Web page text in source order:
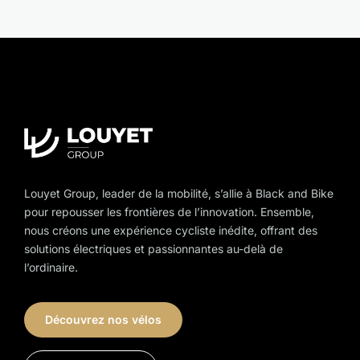
Louyet Group, leader de la mobilité, s’allie à Black and Bike
pour repousser les frontières de l’innovation. Ensemble,
nous créons une expérience cycliste inédite, offrant des
solutions électriques et passionnantes au-delà de
l’ordinaire.
Découvrez nos vélos